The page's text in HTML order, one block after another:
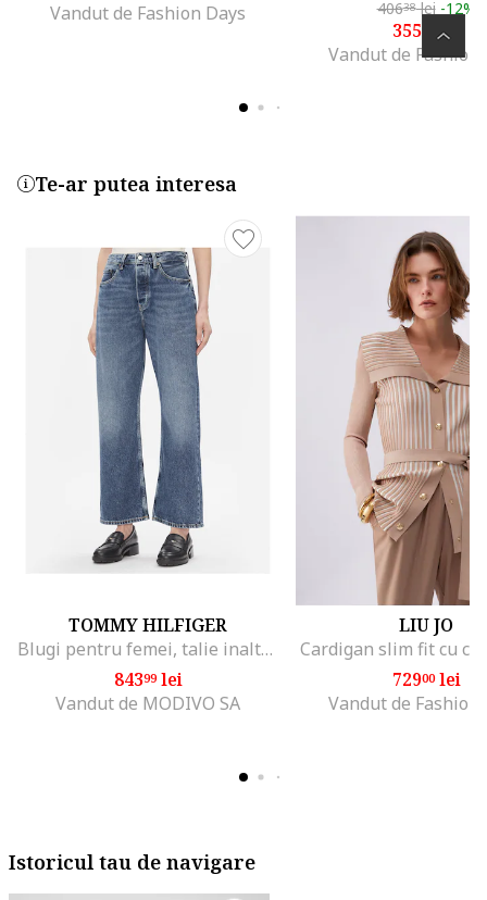
Vandut de Fashion Days
40638lei -12%
355
lei
Vandut de Fashion
Te-ar putea interesa
TOMMY HILFIGER
Blugi pentru femei, talie inalta, albastru
84399lei
Vandut de MODIVO SA
LIU JO
Cardigan slim fit cu
72900lei
Vandut de Fashion
Istoricul tau de navigare